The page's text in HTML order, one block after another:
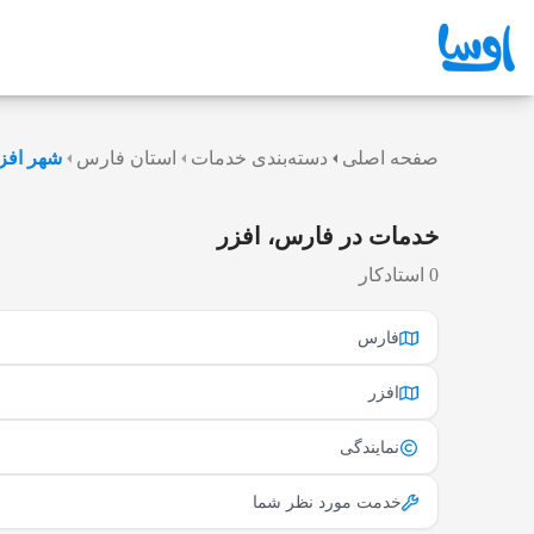
صفحه اصلی دسته‌بندی خدمات استان فارس شهر
خدمات در فارس، افزر
0 استادکار
فارس
افزر
نمایندگی
خدمت مورد نظر شما